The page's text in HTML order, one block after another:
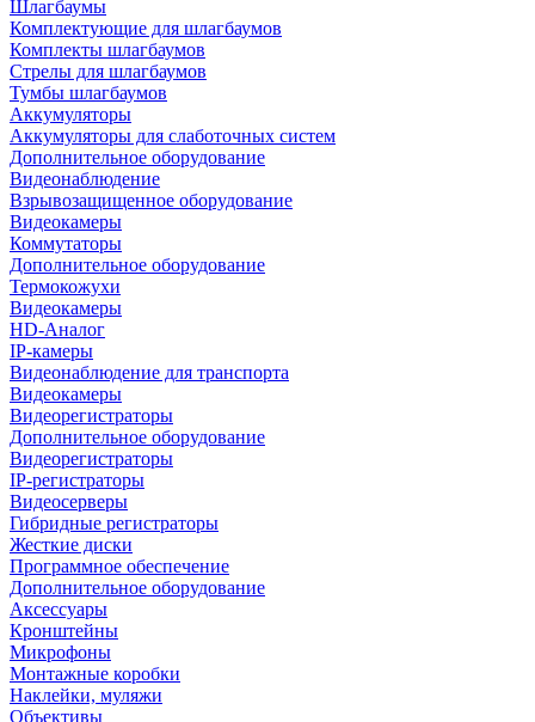
Шлагбаумы
Комплектующие для шлагбаумов
Комплекты шлагбаумов
Стрелы для шлагбаумов
Тумбы шлагбаумов
Аккумуляторы
Аккумуляторы для слаботочных систем
Дополнительное оборудование
Видеонаблюдение
Взрывозащищенное оборудование
Видеокамеры
Коммутаторы
Дополнительное оборудование
Термокожухи
Видеокамеры
HD-Аналог
IP-камеры
Видеонаблюдение для транспорта
Видеокамеры
Видеорегистраторы
Дополнительное оборудование
Видеорегистраторы
IP-регистраторы
Видеосерверы
Гибридные регистраторы
Жесткие диски
Программное обеспечение
Дополнительное оборудование
Аксессуары
Кронштейны
Микрофоны
Монтажные коробки
Наклейки, муляжи
Объективы